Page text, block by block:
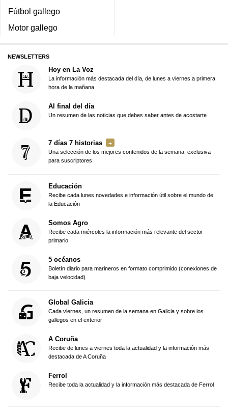
Fútbol gallego
Motor gallego
NEWSLETTERS
Hoy en La Voz
La información más destacada del día, de lunes a viernes a primera
hora de la mañana
Al final del día
Un resumen de las noticias que debes saber antes de acostarte
7 días 7 historias
Una selección de los mejores contenidos de la semana, exclusiva
para suscriptores
Educación
Recibe cada lunes novedades e información útil sobre el mundo de
la Educación
Somos Agro
Recibe cada miércoles la información más relevante del sector
primario
5 océanos
Boletín diario para marineros en formato comprimido (conexiones de
baja velocidad)
Global Galicia
Cada viernes, un resumen de la semana en Galicia y sobre los
gallegos en el exterior
A Coruña
Recibe de lunes a viernes toda la actualidad y la información más
destacada de A Coruña
Ferrol
Recibe toda la actualidad y la información más destacada de Ferrol